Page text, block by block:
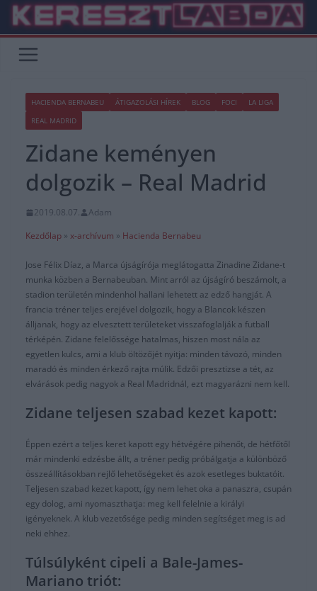
Skip
content
HACIENDA BERNABEU ÁTIGAZOLÁSI HÍREK BLOG FOCI
LA LIGA
REAL MADRID
Zidane keményen
dolgozik – Real Madrid
2019.08.07.
Adam
Kezdőlap » x-archívum » Hacienda Bernabeu
Jose Félix Díaz, a Marca újságírója meglátogatta Zinadine Zidane-t
munka közben a Bernabeuban. Mint arról az újságíró beszámolt, a
stadion területén mindenhol hallani lehetett az edző hangját. A
francia tréner teljes erejével dolgozik, hogy a Blancok készen
álljanak, hogy az elvesztett területeket visszafoglalják a futball
térképén. Zidane felelőssége hatalmas, hiszen most nála az
egyetlen kulcs, ami a klub öltözőjét nyitja: minden távozó, minden
maradó és minden érkező rajta múlik. Edzői presztizse a tét, az
elvárások pedig nagyok a Real Madridnál, ezt magyarázni nem kell.
Zidane teljesen szabad kezet kapott:
Éppen ezért a teljes keret kapott egy hétvégére pihenőt, de hétfőtől
már mindenki edzésbe állt, a tréner pedig próbálgatja a különböző
összeállításokban rejlő lehetőségeket és azok esetleges buktatóit.
Teljesen szabad kezet kapott, így nem lehet oka a panaszra, csupán
egy dolog, ami nyomaszthatja: meg kell felelnie a királyi
igényeknek. A klub vezetősége pedig minden segítséget meg is ad
neki ehhez.
Túlsúlyként cipeli a Bale-James-
Mariano triót: